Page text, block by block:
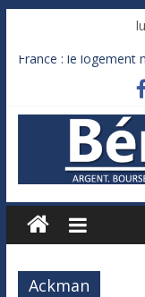
France : le logement
Des milliards de
Royaume-Uni : Andy
Xavier Niel, le
Ruée des fortunes
Ackman